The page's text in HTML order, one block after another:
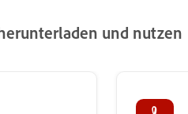
und nutzen